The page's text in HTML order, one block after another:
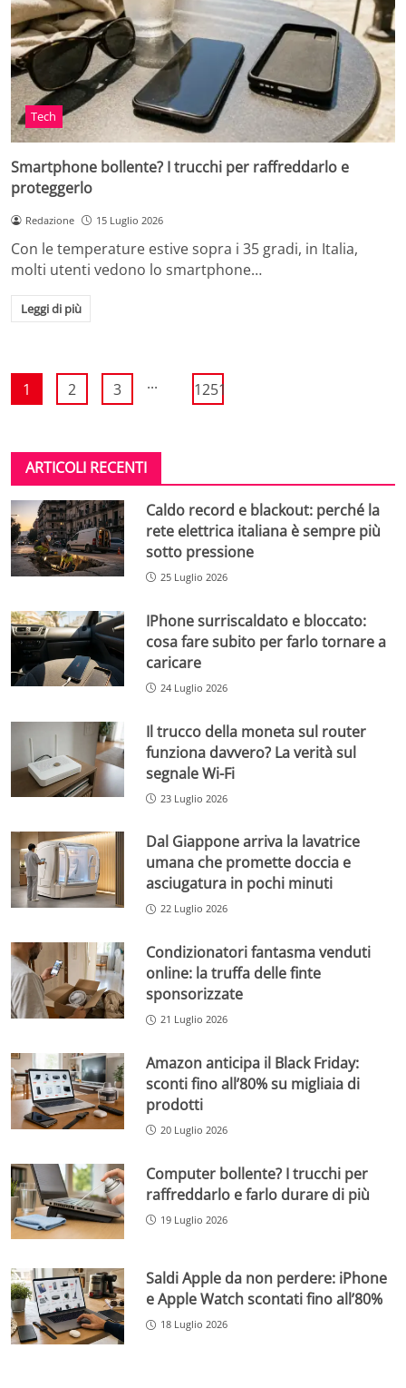
Tech
Smartphone bollente? I trucchi per raffreddarlo e
proteggerlo
Redazione 15 Luglio 2026
Con le temperature estive sopra i 35 gradi, in Italia,
molti utenti vedono lo smartphone…
Leggi di più
1 2 3 ... 1251
ARTICOLI RECENTI
Caldo record e blackout: perché la
rete elettrica italiana è sempre più
sotto pressione
25 Luglio 2026
IPhone surriscaldato e bloccato:
cosa fare subito per farlo tornare a
caricare
24 Luglio 2026
Il trucco della moneta sul router
funziona davvero? La verità sul
segnale Wi-Fi
23 Luglio 2026
Dal Giappone arriva la lavatrice
umana che promette doccia e
asciugatura in pochi minuti
22 Luglio 2026
Condizionatori fantasma venduti
online: la truffa delle finte
sponsorizzate
21 Luglio 2026
Amazon anticipa il Black Friday:
sconti fino all’80% su migliaia di
prodotti
20 Luglio 2026
Computer bollente? I trucchi per
raffreddarlo e farlo durare di più
19 Luglio 2026
Saldi Apple da non perdere: iPhone
e Apple Watch scontati fino all’80%
18 Luglio 2026